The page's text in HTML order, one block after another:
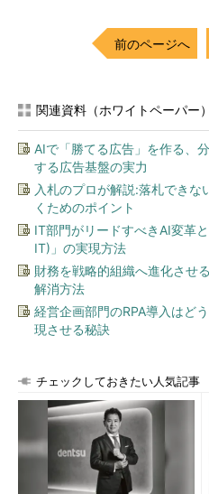
前のページへ
関連資料（ホワイトペーパー）
AIで「勝てる広告」を作る、
する広告基盤の実力
入札のプロが解説:落札でき
くためのポイント
IT部門がリードすべきAI変革
IT)」の実現方法
財務を戦略的組織へ進化させ
解消方法
経営企画部門のRPA導入はど
現させる秘訣
チェックしておきたい人気記事